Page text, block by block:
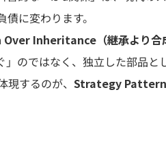
に変わります。
Inheritance（継承より合
のではなく、独立した部品と
するのが、 Strategy Pattern